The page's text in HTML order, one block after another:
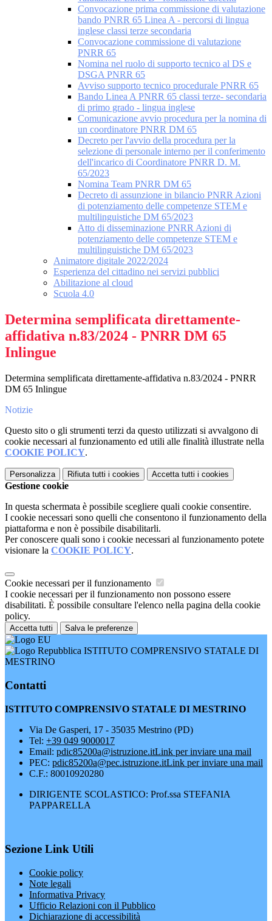
Convocazione prima commissione di valutazione
bando PNRR 65 Linea A - percorsi di lingua
inglese classi terze secondaria
Convocazione commissione di valutazione
PNRR 65
Nomina nel ruolo di supporto tecnico al DS e
DSGA PNRR 65
Avviso supporto tecnico procedurale PNRR 65
Bando Linea A PNRR 65 classi terze- secondaria
di primo grado - lingua inglese
Comunicazione avvio procedura per la nomina di
un coordinatore PNRR DM 65
Decreto per l'avvio della procedura per la
selezione di personale interno per il conferimento
dell'incarico di Coordinatore PNRR D. M.
65/2023
Nomina Team PNRR DM 65
Decreto di assunzione in bilancio PNRR Azioni
di potenziamento delle competenze STEM e
multilinguistiche DM 65/2023
Atto di disseminazione PNRR Azioni di
potenziamento delle competenze STEM e
multilinguistiche DM 65/2023
Animatore digitale 2022/2024
Esperienza del cittadino nei servizi pubblici
Abilitazione al cloud
Scuola 4.0
Determina semplificata direttamente-
affidativa n.83/2024 - PNRR DM 65
Inlingue
Determina semplificata direttamente-affidativa n.83/2024 - PNRR
DM 65 Inlingue
Notizie
Questo sito o gli strumenti terzi da questo utilizzati si avvalgono di
cookie necessari al funzionamento ed utili alle finalità illustrate nella
COOKIE POLICY.
Personalizza Rifiuta tutti i cookies Accetta tutti i cookies
Gestione cookie
In questa schermata è possibile scegliere quali cookie consentire.
I cookie necessari sono quelli che consentono il funzionamento della
piattaforma e non è possibile disabilitarli.
Per conoscere quali sono i cookie necessari al funzionamento potete
visionare la COOKIE POLICY.
Cookie necessari per il funzionamento
I cookie necessari per il funzionamento non possono essere
disabilitati. È possibile consultare l'elenco nella pagina della cookie
policy.
Accetta tutti Salva le preferenze
ISTITUTO COMPRENSIVO STATALE DI
MESTRINO
Contatti
ISTITUTO COMPRENSIVO STATALE DI MESTRINO
Via De Gasperi, 17 - 35035 Mestrino (PD)
Tel: +39 049 9000017
Email: pdic85200a@istruzione.itLink per inviare una mail
PEC: pdic85200a@pec.istruzione.itLink per inviare una mail
C.F.: 80010920280
DIRIGENTE SCOLASTICO: Prof.ssa STEFANIA
PAPPARELLA
Sezione Link Utili
Cookie policy
Note legali
Informativa Privacy
Ufficio Relazioni con il Pubblico
Dichiarazione di accessibilità